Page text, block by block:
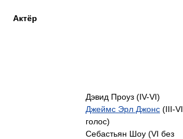
Актёр
Дэвид Проуз (IV-VI)
Джеймс Эрл Джонс (III-VI
голос)
Себастьян Шоу (VI без